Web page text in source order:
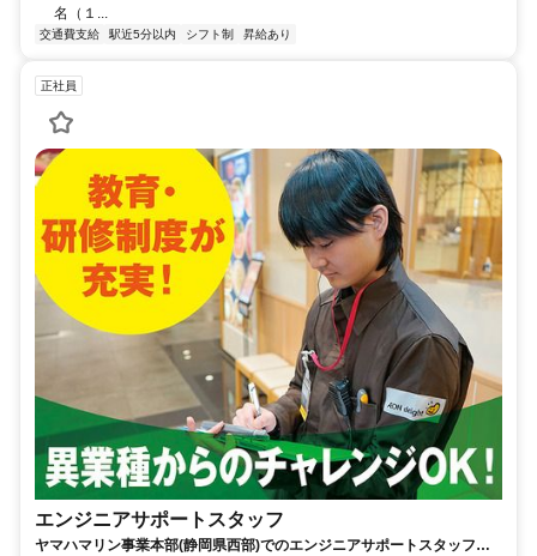
名（１...
交通費支給 駅近5分以内 シフト制 昇給あり
正社員
エンジニアサポートスタッフ
ヤマハマリン事業本部(静岡県西部)でのエンジニアサポートスタッフを